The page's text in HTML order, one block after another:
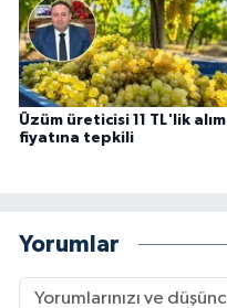
Üzüm üreticisi 11 TL'lik alım
fiyatına tepkili
Yorumlar